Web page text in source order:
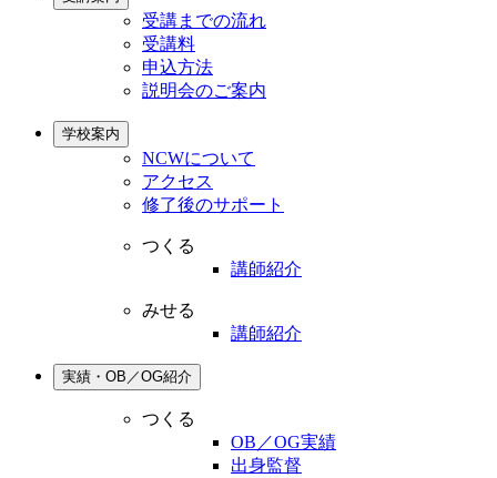
受講までの流れ
受講料
申込方法
説明会のご案内
学校案内
NCWについて
アクセス
修了後のサポート
つくる
講師紹介
みせる
講師紹介
実績・OB／OG紹介
つくる
OB／OG実績
出身監督